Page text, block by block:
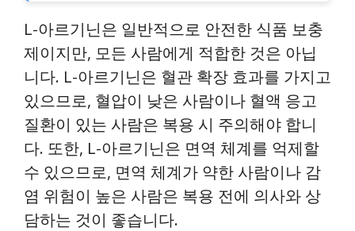
L-아르기닌은 일반적으로 안전한 식품 보충
제이지만, 모든 사람에게 적합한 것은 아닙
니다. L-아르기닌은 혈관 확장 효과를 가지고
있으므로, 혈압이 낮은 사람이나 혈액 응고
질환이 있는 사람은 복용 시 주의해야 합니
다. 또한, L-아르기닌은 면역 체계를 억제할
수 있으므로, 면역 체계가 약한 사람이나 감
염 위험이 높은 사람은 복용 전에 의사와 상
담하는 것이 좋습니다.